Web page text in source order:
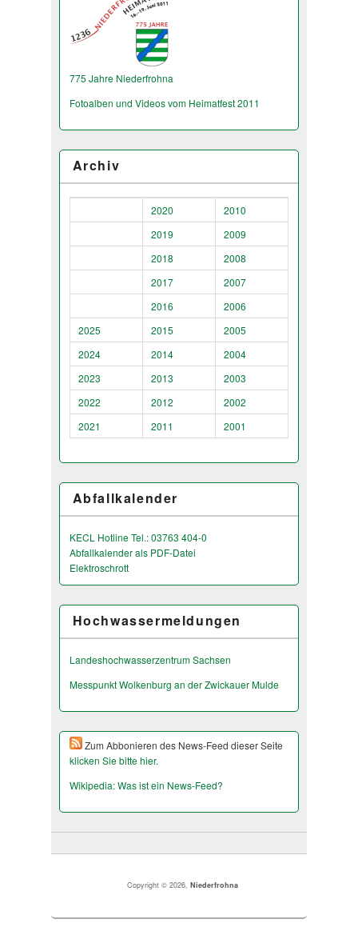
775 Jahre Niederfrohna
Fotoalben und Videos vom Heimatfest 2011
Archiv
2020
2010
2019
2009
2018
2008
2017
2007
2016
2006
2025
2015
2005
2024
2014
2004
2023
2013
2003
2022
2012
2002
2021
2011 2001
Abfallkalender
KECL Hotline Tel.: 03763 404-0
Abfallkalender als PDF-Datei
Elektroschrott
Hochwassermeldungen
Landeshochwas­serzentrum Sachsen
Messpunkt Wolkenburg an der Zwickauer Mulde
Zum Abbonieren des News-Feed dieser Seite
klicken Sie bitte hier.
Wikipedia: Was ist ein News-Feed?
Copyright © 2026,Niederfrohna